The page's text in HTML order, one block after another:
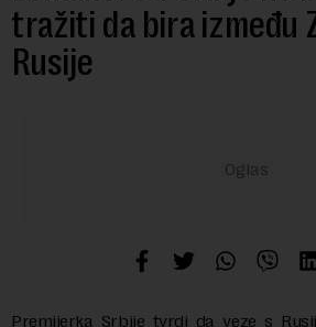
tražiti da bira između
Rusije
Premijerka Srbije tvrdi da veze s